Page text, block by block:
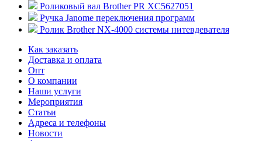
Роликовый вал Brother PR XC5627051
Ручка Janome переключения программ
Ролик Brother NX-4000 системы нитевдевателя
Как заказать
Доставка и оплата
Опт
О компании
Наши услуги
Мероприятия
Статьи
Адреса и телефоны
Новости